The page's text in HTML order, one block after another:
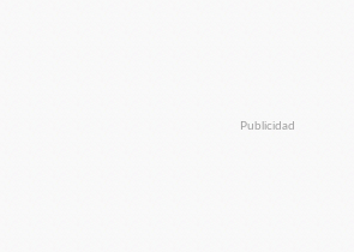
Publicidad